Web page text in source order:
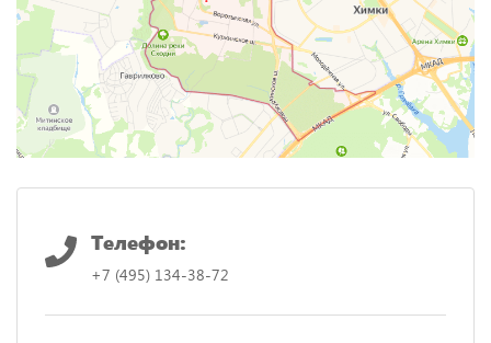
Телефон:
+7 (495) 134-38-72